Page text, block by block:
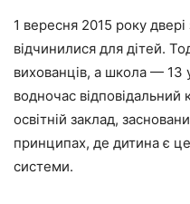
1 вересня 2015 року
відчинилися для дітей.
вихованців, а школа — 13
водночас відповідальний
освітній заклад,
принципах, де дитина є
системи.